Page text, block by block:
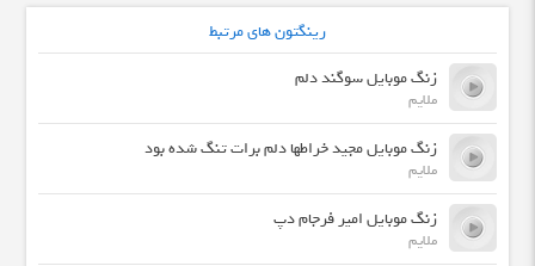
رینگتون های مرتبط
زنگ موبایل سوگند دلم
ملایم
زنگ موبایل مجید خراطها دلم برات تنگ شده بود
ملایم
زنگ موبایل امیر فرجام دپ
ملایم